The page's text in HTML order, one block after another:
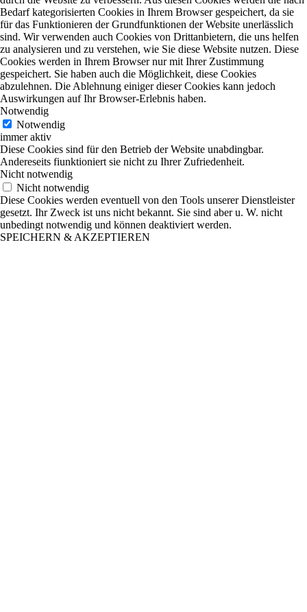
Bedarf kategorisierten Cookies in Ihrem Browser gespeichert, da sie
für das Funktionieren der Grundfunktionen der Website unerlässlich
sind. Wir verwenden auch Cookies von Drittanbietern, die uns helfen
zu analysieren und zu verstehen, wie Sie diese Website nutzen. Diese
Cookies werden in Ihrem Browser nur mit Ihrer Zustimmung
gespeichert. Sie haben auch die Möglichkeit, diese Cookies
abzulehnen. Die Ablehnung einiger dieser Cookies kann jedoch
Auswirkungen auf Ihr Browser-Erlebnis haben.
Notwendig
Notwendig
immer aktiv
Diese Cookies sind für den Betrieb der Website unabdingbar.
Andereseits fiunktioniert sie nicht zu Ihrer Zufriedenheit.
Nicht notwendig
Nicht notwendig
Diese Cookies werden eventuell von den Tools unserer Dienstleister
gesetzt. Ihr Zweck ist uns nicht bekannt. Sie sind aber u. W. nicht
unbedingt notwendig und können deaktiviert werden.
SPEICHERN & AKZEPTIEREN